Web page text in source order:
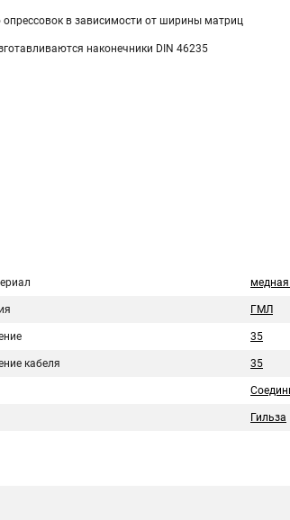
в зависимости от ширины матриц
наконечники DIN 46235
ГМЛ
35
кабеля 35
Гильза